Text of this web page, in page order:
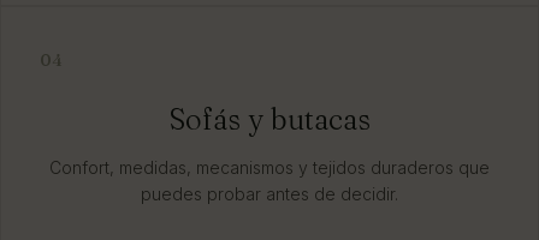
04
Sofás y butacas
Confort, medidas, mecanismos y tejidos duraderos que
puedes probar antes de decidir.